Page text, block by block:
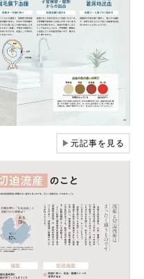
▶元記事を見る